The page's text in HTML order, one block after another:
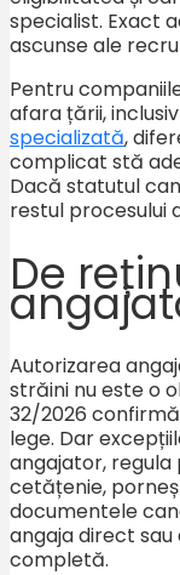
specialist. Exact
ascunse ale
Pentru
afara țării,
specializată,
complicat stă
Dacă statutul
restul procesului
De
Autorizarea
străini nu este o
32/2026
lege. Dar
angajator,
cetățenie,
documentele
angaja direct
completă.